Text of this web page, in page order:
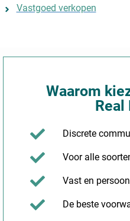
Vastgoed verkopen
Waarom
Real
Discrete
Voor alle
Vast en
De beste